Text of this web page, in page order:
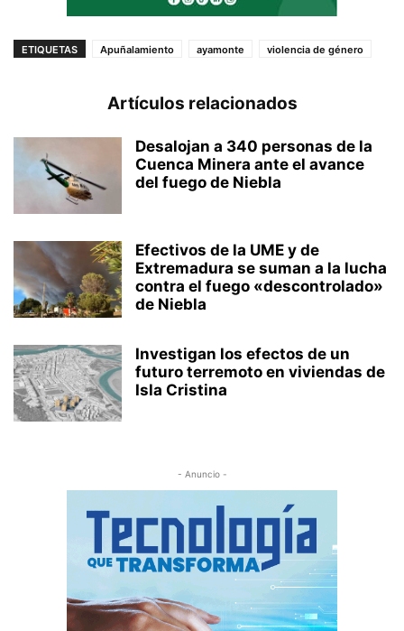
ETIQUETAS Apuñalamiento ayamonte violencia de género
Artículos relacionados
Desalojan a 340 personas de la
Cuenca Minera ante el avance
del fuego de Niebla
Efectivos de la UME y de
Extremadura se suman a la lucha
contra el fuego «descontrolado»
de Niebla
Investigan los efectos de un
futuro terremoto en viviendas de
Isla Cristina
- Anuncio -